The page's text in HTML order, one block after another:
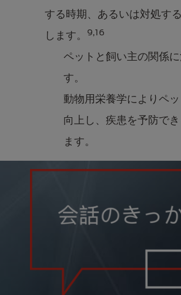
する時期、あるいは対処す
します。
9,16
ペットと飼い主の関係
す。
動物用栄養学によりペ
向上し、疾患を予防で
ます。